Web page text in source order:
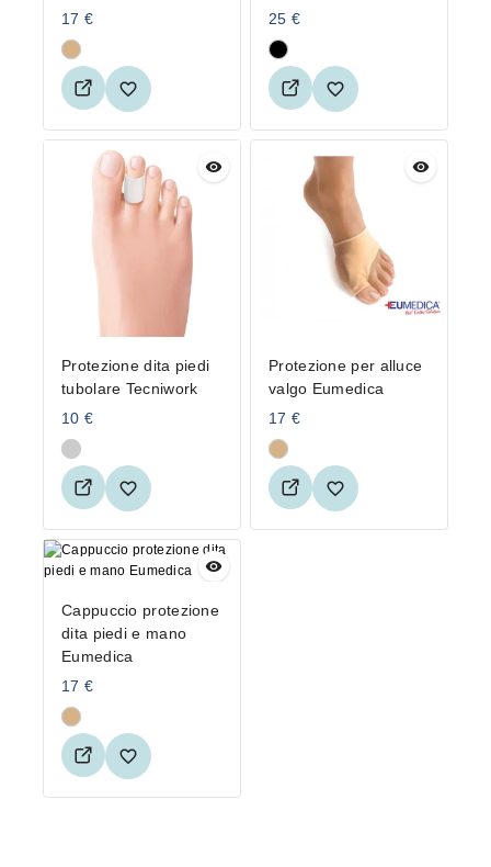
17 €
25 €
Protezione dita piedi
tubolare Tecniwork
10 €
Protezione per alluce
valgo Eumedica
17 €
Cappuccio protezione
dita piedi e mano
Eumedica
17 €